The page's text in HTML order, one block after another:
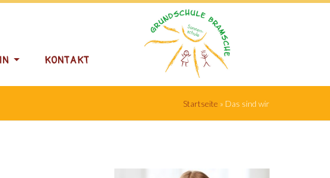
KONTAKT
Startseite » Das sind wir